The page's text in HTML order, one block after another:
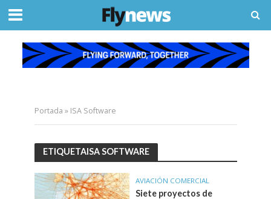
Portada » ISA Software
ETIQUETAISA SOFTWARE
AVIACIÓN COMERCIAL
Siete proyectos de